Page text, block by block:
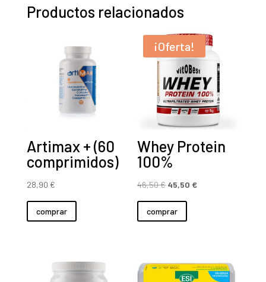
Productos relacionados
Artimax + (60
comprimidos)
28,90 €
comprar
¡Oferta!
Whey Protein
100%
46,50€ El
precio
original
45,50 €El
comprar